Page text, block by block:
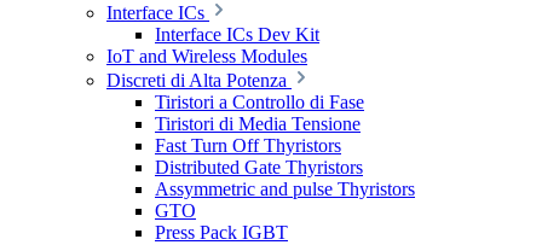
Interface ICs
Interface ICs Dev Kit
IoT and Wireless Modules
Discreti di Alta Potenza
Tiristori a Controllo di Fase
Tiristori di Media Tensione
Fast Turn Off Thyristors
Distributed Gate Thyristors
Assymmetric and pulse Thyristors
GTO
Press Pack IGBT